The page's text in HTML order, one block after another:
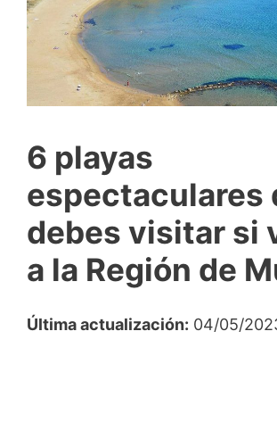
6 playas
espectaculares
debes visitar si
a la Región de
Última actualización: 04/05/